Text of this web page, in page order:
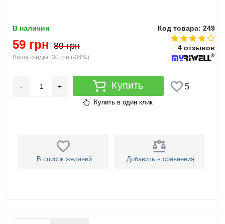
В наличии Код товара: 249
4 отзывов
59 грн 89 грн
Ваша скидка: 30 грн (-34%)
+
- Купить
Купить в один клик
5
В список желаний Добавить в сравнения